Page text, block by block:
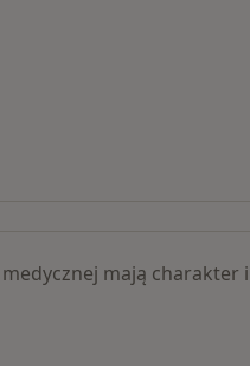
mają